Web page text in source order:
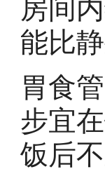
房间
能比
胃食
步宜
饭后